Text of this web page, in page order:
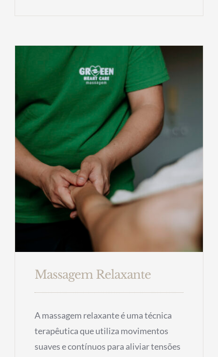
Massagem Relaxante
A massagem relaxante é uma técnica
terapêutica que utiliza movimentos
suaves e contínuos para aliviar tensões